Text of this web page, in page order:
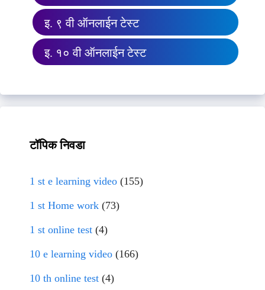
इ. ९ वी ऑनलाईन टेस्ट
इ. १० वी ऑनलाईन टेस्ट
टॉपिक निवडा
1 st e learning video (155)
1 st Home work (73)
1 st online test (4)
10 e learning video (166)
10 th online test (4)